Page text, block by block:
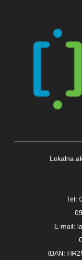
Lokalna
Tel:
E-mail:
IBAN: